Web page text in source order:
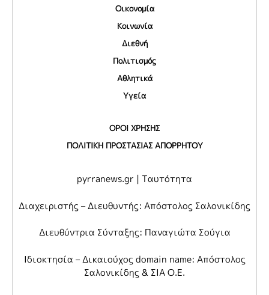
Οικονομία
Κοινωνία
Διεθνή
Πολιτισμός
Αθλητικά
Υγεία
ΟΡΟΙ ΧΡΗΣΗΣ
ΠΟΛΙΤΙΚΗ ΠΡΟΣΤΑΣΙΑΣ ΑΠΟΡΡΗΤΟΥ
pyrranews.gr | Ταυτότητα
Διαχειριστής – Διευθυντής: Απόστολος Σαλονικίδης
Διευθύντρια Σύνταξης: Παναγιώτα Σούγια
Ιδιοκτησία – Δικαιούχος domain name: Απόστολος
Σαλονικίδης & ΣΙΑ Ο.Ε.